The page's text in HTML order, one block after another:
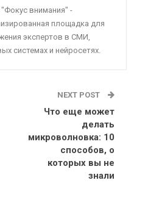
внимания" -
площадка для
экспертов в СМИ,
системах и нейросетях.
NEXT POST
Что еще может
делать
микроволновка: 10
способов, о
которых вы не
знали